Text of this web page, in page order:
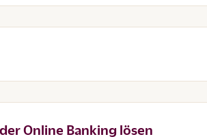
Online Banking lösen